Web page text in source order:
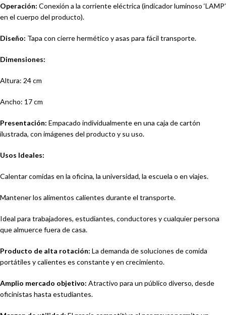
Operación: Conexión a la corriente eléctrica (indicador luminoso ‘LAMP’
en el cuerpo del producto).
Diseño: Tapa con cierre hermético y asas para fácil transporte.
Dimensiones:
Altura: 24 cm
Ancho: 17 cm
Presentación: Empacado individualmente en una caja de cartón
ilustrada, con imágenes del producto y su uso.
Usos Ideales:
Calentar comidas en la oficina, la universidad, la escuela o en viajes.
Mantener los alimentos calientes durante el transporte.
Ideal para trabajadores, estudiantes, conductores y cualquier persona
que almuerce fuera de casa.
Producto de alta rotación: La demanda de soluciones de comida
portátiles y calientes es constante y en crecimiento.
Amplio mercado objetivo: Atractivo para un público diverso, desde
oficinistas hasta estudiantes.